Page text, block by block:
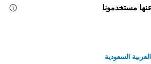
مستخدمونا
السعودية